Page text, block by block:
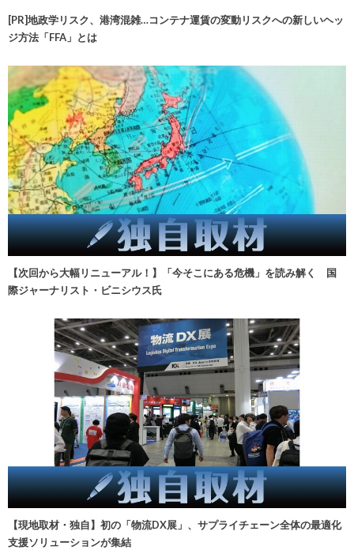
[PR]地政学リスク、港湾混雑…コンテナ運賃の変動リスクへの新しいヘッ
ジ方法「FFA」とは
【次回から大幅リニューアル！】「今そこにある危機」を読み解く 国
際ジャーナリスト・ビニシウス氏
【現地取材・独自】初の「物流DX展」、サプライチェーン全体の最適化
支援ソリューションが集結